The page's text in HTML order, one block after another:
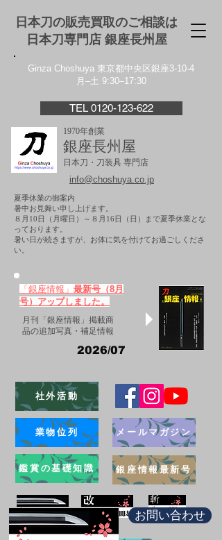
日本刀の販売買取のご相談は
日本刀専門店 銀座⻑州屋
Ginza Choshuya 東京都中央区銀座3-10-4
月–土 9:30–17:30
TEL 0120-123-622
1970年創業
銀座長州屋
日本刀・刀装具 専門店
info@choshuya.co.jp
夏季休業の御案内
暑中お見舞い申し上げます。
８月10日（月曜日）～８月16日（日）まで夏季休業とな
っております。
​暑い日が続きますが、お体に気を付けてお過ごしくださ
い。
「銀座情報」 最新号（8月
号）アップしました。
月刊「銀座情報」掲載商
品の追加写真・補足情報
2026/07
社外活動
業物位列
鑑賞の基礎知識
メールマガジン
銀座情報最新号
お問い合わせ